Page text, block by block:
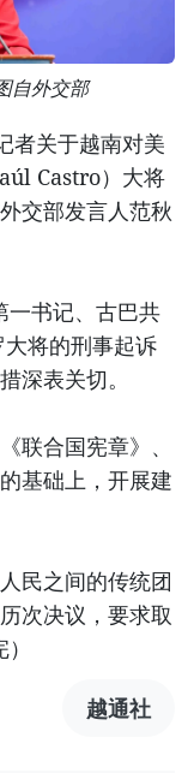
自外交部
关于越南对美
Castro）大将
交部发言人范秋
一书记、古巴共
将的刑事起诉
深表关切。
联合国宪章》、
基础上，开展建
民之间的传统团
次决议，要求取
越通社